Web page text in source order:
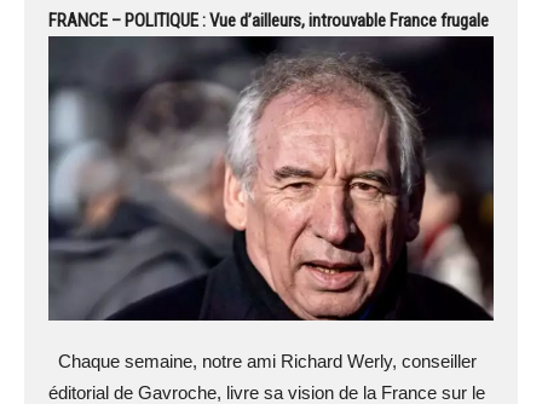
FRANCE – POLITIQUE : Vue d’ailleurs, introuvable France frugale
Chaque semaine, notre ami Richard Werly, conseiller
éditorial de Gavroche, livre sa vision de la France sur le